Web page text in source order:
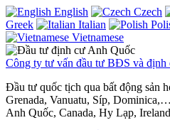
English Czech
Greek
Italian
Vietnamese
Công ty tư vấn đầu tư BĐS và
Đầu tư quốc tịch qua bất động sản
Grenada, Vanuatu, Síp,
Anh Quốc, Canada, Hy Lạp,